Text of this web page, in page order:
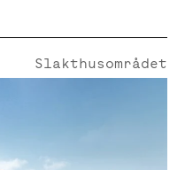
Slakthusområdet